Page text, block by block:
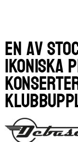
En av
ikoniska